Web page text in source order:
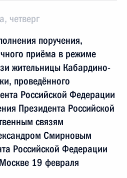
четверг
поручения,
приёма в режиме
жительницы Кабардино-
проведённого
Российской Федерации
Президента Российской
связям
Смирновым
Российской Федерации
19 февраля